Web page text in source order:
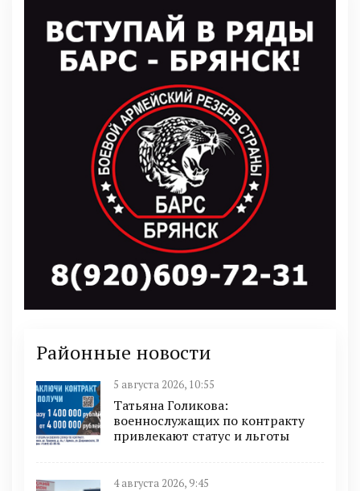
Районные новости
5 августа 2026, 10:55
Татьяна Голикова:
военнослужащих по контракту
привлекают статус и льготы
4 августа 2026, 9:45